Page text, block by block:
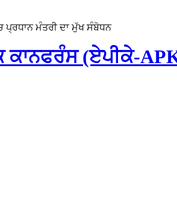
ਪ੍ਰਧਾਨ ਮੰਤਰੀ ਦਾ ਮੁੱਖ ਸੰਬੋਧਨ
ਕਾਨਫਰੰਸ (ਏਪੀਕੇ-